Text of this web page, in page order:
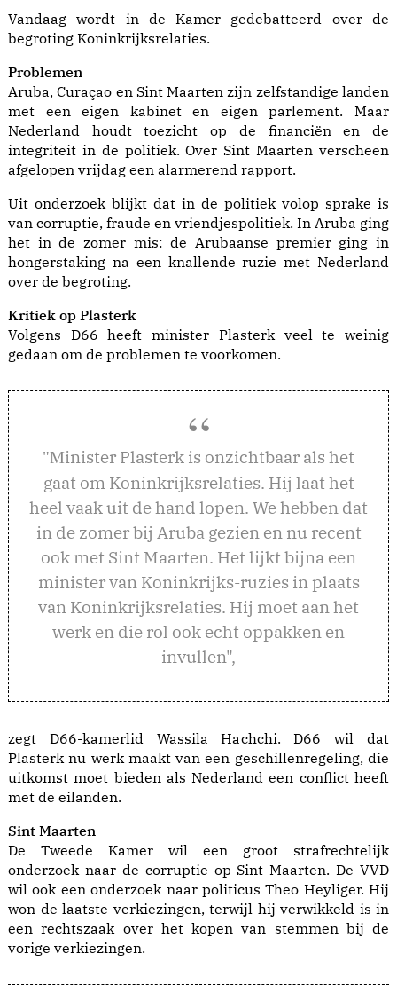
Vandaag wordt in de Kamer gedebatteerd over de
begroting Koninkrijksrelaties.
Problemen
Aruba, Curaçao en Sint Maarten zijn zelfstandige landen
met een eigen kabinet en eigen parlement. Maar
Nederland houdt toezicht op de financiën en de
integriteit in de politiek. Over Sint Maarten verscheen
afgelopen vrijdag een alarmerend rapport.
Uit onderzoek blijkt dat in de politiek volop sprake is
van corruptie, fraude en vriendjespolitiek. In Aruba ging
het in de zomer mis: de Arubaanse premier ging in
hongerstaking na een knallende ruzie met Nederland
over de begroting.
Kritiek op Plasterk
Volgens D66 heeft minister Plasterk veel te weinig
gedaan om de problemen te voorkomen.
"Minister Plasterk is onzichtbaar als het
gaat om Koninkrijksrelaties. Hij laat het
heel vaak uit de hand lopen. We hebben dat
in de zomer bij Aruba gezien en nu recent
ook met Sint Maarten. Het lijkt bijna een
minister van Koninkrijks-ruzies in plaats
van Koninkrijksrelaties. Hij moet aan het
werk en die rol ook echt oppakken en
invullen",
zegt D66-kamerlid Wassila Hachchi. D66 wil dat
Plasterk nu werk maakt van een geschillenregeling, die
uitkomst moet bieden als Nederland een conflict heeft
met de eilanden.
Sint Maarten
De Tweede Kamer wil een groot strafrechtelijk
onderzoek naar de corruptie op Sint Maarten. De VVD
wil ook een onderzoek naar politicus Theo Heyliger. Hij
won de laatste verkiezingen, terwijl hij verwikkeld is in
een rechtszaak over het kopen van stemmen bij de
vorige verkiezingen.